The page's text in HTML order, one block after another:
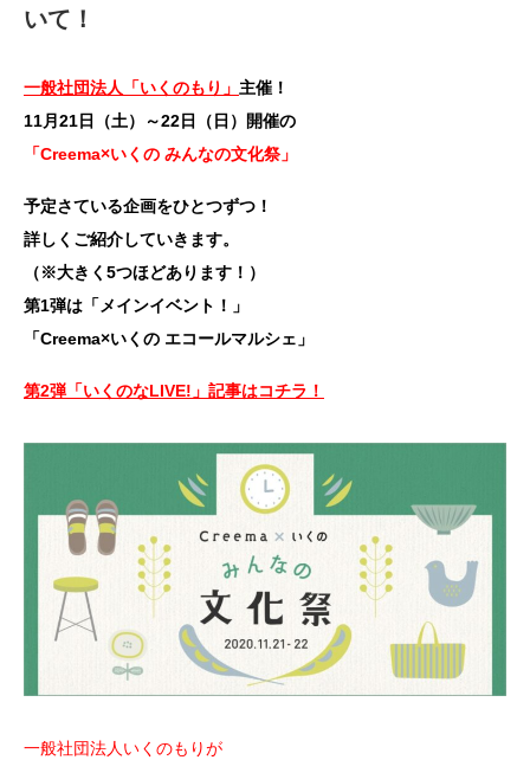
いて！
一般社団法人「いくのもり」 主催！
11月21日（土）～22日（日）開催の
「Creema×いくの みんなの文化祭」
予定さている企画をひとつずつ！
詳しくご紹介していきます。
（※大きく5つほどあります！）
第1弾は「メインイベント！」
「Creema×いくの エコールマルシェ」
第2弾「いくのなLIVE!」記事はコチラ！
一般社団法人いくのもりが